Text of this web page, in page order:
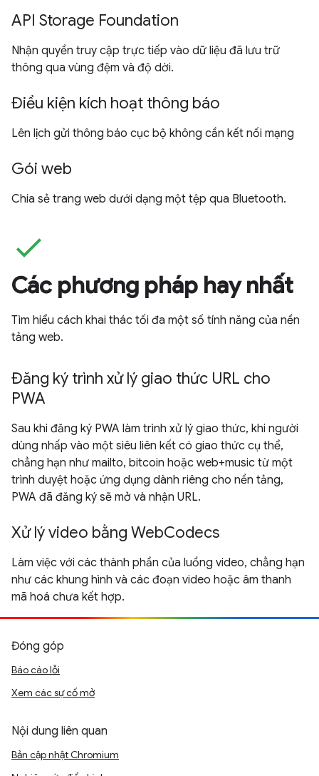
API Storage Foundation
Nhận quyền truy cập trực tiếp vào dữ liệu đã lưu trữ
thông qua vùng đệm và độ dời.
Điều kiện kích hoạt thông báo
Lên lịch gửi thông báo cục bộ không cần kết nối mạng
Gói web
Chia sẻ trang web dưới dạng một tệp qua Bluetooth.
check
Các phương pháp hay nhất
Tìm hiểu cách khai thác tối đa một số tính năng của nền
tảng web.
Đăng ký trình xử lý giao thức URL cho
PWA
Sau khi đăng ký PWA làm trình xử lý giao thức, khi người
dùng nhấp vào một siêu liên kết có giao thức cụ thể,
chẳng hạn như mailto, bitcoin hoặc web+music từ một
trình duyệt hoặc ứng dụng dành riêng cho nền tảng,
PWA đã đăng ký sẽ mở và nhận URL.
Xử lý video bằng WebCodecs
Làm việc với các thành phần của luồng video, chẳng hạn
như các khung hình và các đoạn video hoặc âm thanh
mã hoá chưa kết hợp.
Đóng góp
Báo cáo lỗi
Xem các sự cố mở
Nội dung liên quan
Bản cập nhật Chromium